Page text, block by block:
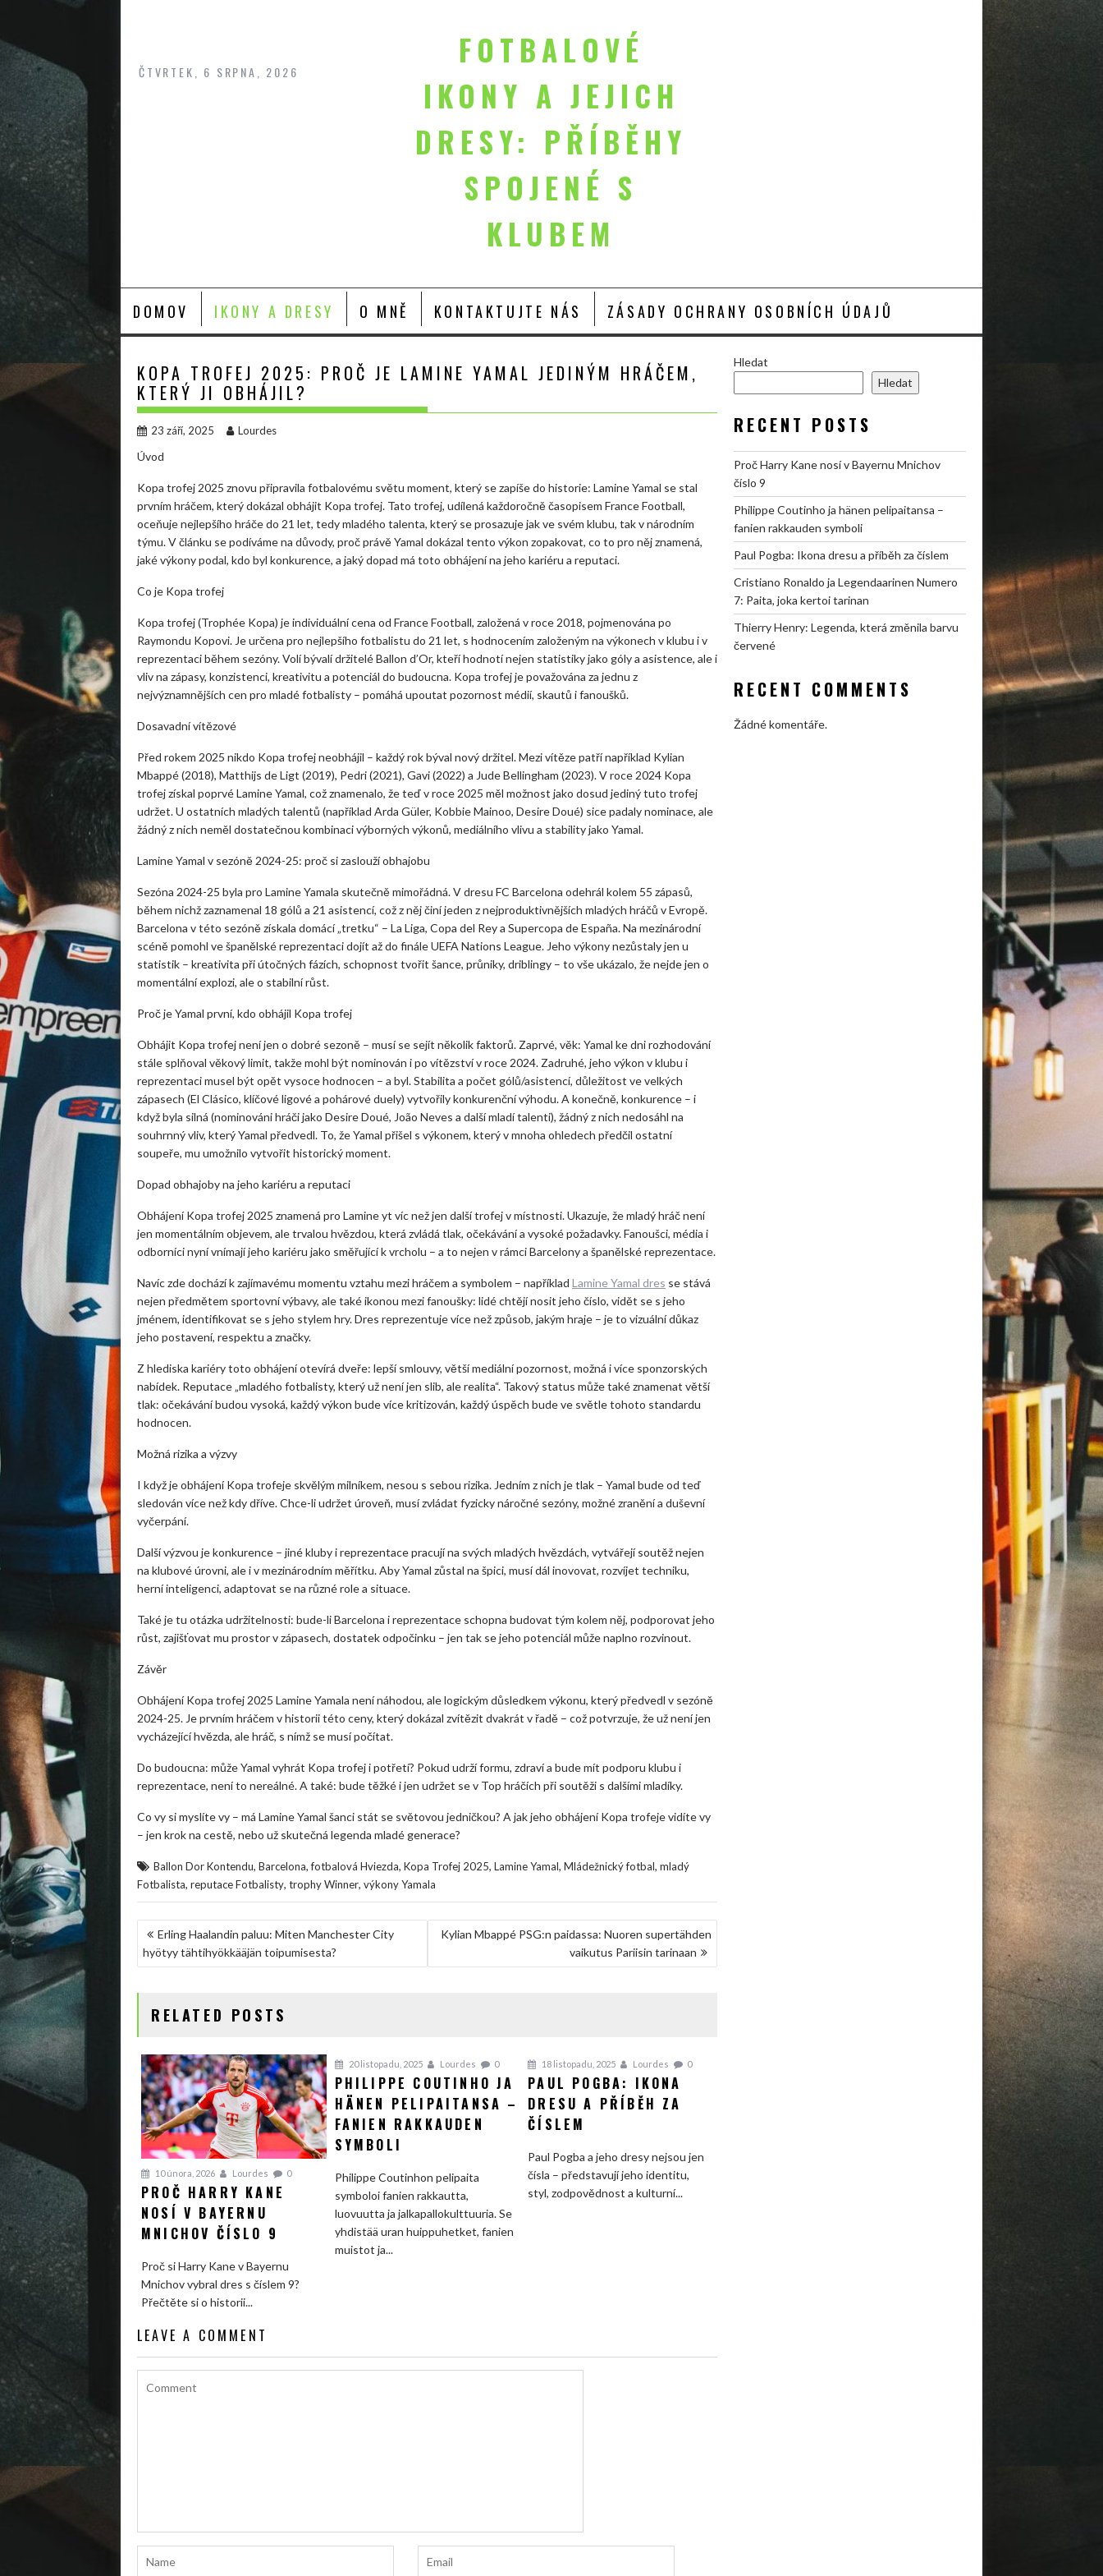
ČTVRTEK, 6 SRPNA, 2026
FOTBALOVÉ
IKONY A JEJICH
DRESY: PŘÍBĚHY
SPOJENÉ S
KLUBEM
DOMOV IKONY A DRESY O MNĚ KONTAKTUJTE NÁS ZÁSADY OCHRANY OSOBNÍCH ÚDAJŮ
KOPA TROFEJ 2025: PROČ JE LAMINE YAMAL JEDINÝM HRÁČEM,
KTERÝ JI OBHÁJIL?
23 září, 2025 Lourdes
Úvod
Kopa trofej 2025 znovu připravila fotbalovému světu moment, který se zapíše do historie: Lamine Yamal se stal
prvním hráčem, který dokázal obhájit Kopa trofej. Tato trofej, udílená každoročně časopisem France Football,
oceňuje nejlepšího hráče do 21 let, tedy mladého talenta, který se prosazuje jak ve svém klubu, tak v národním
týmu. V článku se podíváme na důvody, proč právě Yamal dokázal tento výkon zopakovat, co to pro něj znamená,
jaké výkony podal, kdo byl konkurence, a jaký dopad má toto obhájení na jeho kariéru a reputaci.
Co je Kopa trofej
Kopa trofej (Trophée Kopa) je individuální cena od France Football, založená v roce 2018, pojmenována po
Raymondu Kopovi. Je určena pro nejlepšího fotbalistu do 21 let, s hodnocením založeným na výkonech v klubu i v
reprezentaci během sezóny. Volí bývalí držitelé Ballon d’Or, kteří hodnotí nejen statistiky jako góly a asistence, ale i
vliv na zápasy, konzistenci, kreativitu a potenciál do budoucna. Kopa trofej je považována za jednu z
nejvýznamnějších cen pro mladé fotbalisty – pomáhá upoutat pozornost médií, skautů i fanoušků.
Dosavadní vítězové
Před rokem 2025 nikdo Kopa trofej neobhájil – každý rok býval nový držitel. Mezi vítěze patří například Kylian
Mbappé (2018), Matthijs de Ligt (2019), Pedri (2021), Gavi (2022) a Jude Bellingham (2023). V roce 2024 Kopa
trofej získal poprvé Lamine Yamal, což znamenalo, že teď v roce 2025 měl možnost jako dosud jediný tuto trofej
udržet. U ostatních mladých talentů (například Arda Güler, Kobbie Mainoo, Desire Doué) sice padaly nominace, ale
žádný z nich neměl dostatečnou kombinaci výborných výkonů, mediálního vlivu a stability jako Yamal.
Lamine Yamal v sezóně 2024-25: proč si zaslouží obhajobu
Sezóna 2024-25 byla pro Lamine Yamala skutečně mimořádná. V dresu FC Barcelona odehrál kolem 55 zápasů,
během nichž zaznamenal 18 gólů a 21 asistencí, což z něj činí jeden z nejproduktivnějších mladých hráčů v Evropě.
Barcelona v této sezóně získala domácí „tretku“ – La Liga, Copa del Rey a Supercopa de España. Na mezinárodní
scéně pomohl ve španělské reprezentaci dojít až do finále UEFA Nations League. Jeho výkony nezůstaly jen u
statistik – kreativita při útočných fázích, schopnost tvořit šance, průniky, driblingy – to vše ukázalo, že nejde jen o
momentální explozi, ale o stabilní růst.
Proč je Yamal první, kdo obhájil Kopa trofej
Obhájit Kopa trofej není jen o dobré sezoně – musí se sejít několik faktorů. Zaprvé, věk: Yamal ke dni rozhodování
stále splňoval věkový limit, takže mohl být nominován i po vítězství v roce 2024. Zadruhé, jeho výkon v klubu i
reprezentaci musel být opět vysoce hodnocen – a byl. Stabilita a počet gólů/asistencí, důležitost ve velkých
zápasech (El Clásico, klíčové ligové a pohárové duely) vytvořily konkurenční výhodu. A konečně, konkurence – i
když byla silná (nominováni hráči jako Desire Doué, João Neves a další mladí talenti), žádný z nich nedosáhl na
souhrnný vliv, který Yamal předvedl. To, že Yamal přišel s výkonem, který v mnoha ohledech předčil ostatní
soupeře, mu umožnilo vytvořit historický moment.
Dopad obhajoby na jeho kariéru a reputaci
Obhájení Kopa trofej 2025 znamená pro Lamine yt víc než jen další trofej v místnosti. Ukazuje, že mladý hráč není
jen momentálním objevem, ale trvalou hvězdou, která zvládá tlak, očekávání a vysoké požadavky. Fanoušci, média i
odborníci nyní vnímají jeho kariéru jako směřující k vrcholu – a to nejen v rámci Barcelony a španělské reprezentace.
Navíc zde dochází k zajímavému momentu vztahu mezi hráčem a symbolem – například Lamine Yamal dres se stává
nejen předmětem sportovní výbavy, ale také ikonou mezi fanoušky: lidé chtějí nosit jeho číslo, vidět se s jeho
jménem, identifikovat se s jeho stylem hry. Dres reprezentuje více než způsob, jakým hraje – je to vizuální důkaz
jeho postavení, respektu a značky.
Z hlediska kariéry toto obhájení otevírá dveře: lepší smlouvy, větší mediální pozornost, možná i více sponzorských
nabídek. Reputace „mladého fotbalisty, který už není jen slib, ale realita“. Takový status může také znamenat větší
tlak: očekávání budou vysoká, každý výkon bude více kritizován, každý úspěch bude ve světle tohoto standardu
hodnocen.
Možná rizika a výzvy
I když je obhájení Kopa trofeje skvělým milníkem, nesou s sebou rizika. Jedním z nich je tlak – Yamal bude od teď
sledován více než kdy dříve. Chce-li udržet úroveň, musí zvládat fyzicky náročné sezóny, možné zranění a duševní
vyčerpání.
Další výzvou je konkurence – jiné kluby i reprezentace pracují na svých mladých hvězdách, vytvářejí soutěž nejen
na klubové úrovni, ale i v mezinárodním měřítku. Aby Yamal zůstal na špici, musí dál inovovat, rozvíjet techniku,
herní inteligenci, adaptovat se na různé role a situace.
Také je tu otázka udržitelnosti: bude-li Barcelona i reprezentace schopna budovat tým kolem něj, podporovat jeho
růst, zajišťovat mu prostor v zápasech, dostatek odpočinku – jen tak se jeho potenciál může naplno rozvinout.
Závěr
Obhájení Kopa trofej 2025 Lamine Yamala není náhodou, ale logickým důsledkem výkonu, který předvedl v sezóně
2024-25. Je prvním hráčem v historii této ceny, který dokázal zvítězit dvakrát v řadě – což potvrzuje, že už není jen
vycházející hvězda, ale hráč, s nímž se musí počítat.
Do budoucna: může Yamal vyhrát Kopa trofej i potřetí? Pokud udrží formu, zdraví a bude mít podporu klubu i
reprezentace, není to nereálné. A také: bude těžké i jen udržet se v Top hráčích při soutěži s dalšími mladíky.
Co vy si myslíte vy – má Lamine Yamal šanci stát se světovou jedničkou? A jak jeho obhájení Kopa trofeje vidíte vy
– jen krok na cestě, nebo už skutečná legenda mladé generace?
Ballon Dor Kontendu, Barcelona,fotbalová Hviezda, Kopa Trofej 2025, Lamine Yamal, Mládežnický fotbal, mladý
Fotbalista, reputace Fotbalisty, trophy Winner, výkony Yamala
NAVIGACE
PRO
Erling Haalandin paluu: Miten Manchester City
hyötyy tähtihyökkääjän toipumisesta?
Kylian Mbappé PSG:n paidassa: Nuoren supertähden
vaikutus Pariisin tarinaan
RELATED POSTS
10 února, 2026 Lourdes 0
PROČ HARRY KANE
NOSÍ V BAYERNU
MNICHOV ČÍSLO 9
Proč si Harry Kane v Bayernu
Mnichov vybral dres s číslem 9?
Přečtěte si o historii...
20 listopadu, 2025 Lourdes 0
PHILIPPE COUTINHO JA
HÄNEN PELIPAITANSA –
FANIEN RAKKAUDEN
SYMBOLI
Philippe Coutinhon pelipaita
symboloi fanien rakkautta,
luovuutta ja jalkapallokulttuuria. Se
yhdistää uran huippuhetket, fanien
muistot ja...
18 listopadu, 2025 Lourdes 0
PAUL POGBA: IKONA
DRESU A PŘÍBĚH ZA
ČÍSLEM
Paul Pogba a jeho dresy nejsou jen
čísla – představují jeho identitu,
styl, zodpovědnost a kulturní...
LEAVE A COMMENT
Hledat
Hledat
RECENT POSTS
Proč Harry Kane nosí v Bayernu Mnichov
číslo 9
Philippe Coutinho ja hänen pelipaitansa –
fanien rakkauden symboli
Paul Pogba: Ikona dresu a příběh za číslem
Cristiano Ronaldo ja Legendaarinen Numero
7: Paita, joka kertoi tarinan
Thierry Henry: Legenda, která změnila barvu
červené
RECENT COMMENTS
Žádné komentáře.